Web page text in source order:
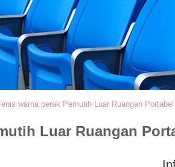
warna perak Pemutih Luar Ruangan
Luar Ruangan